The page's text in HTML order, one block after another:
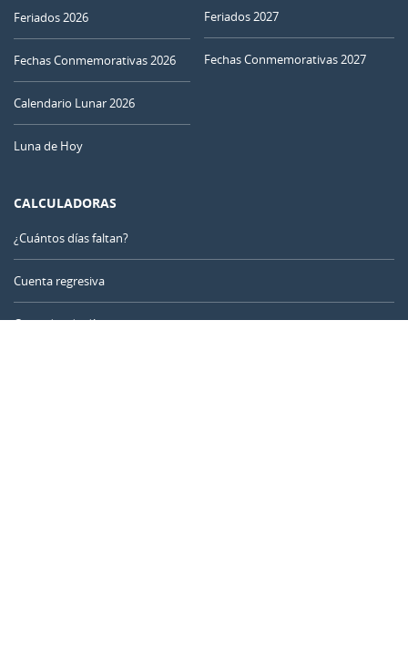
Feriados 2026
Fechas Conmemorativas 2026
Calendario Lunar 2026
Luna de Hoy
Feriados 2027
Fechas Conmemorativas 2027
CALCULADORAS
¿Cuántos días faltan?
Cuenta regresiva
Contador de días